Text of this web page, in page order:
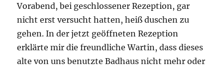
Vorabend, bei geschlossener Rezeption, gar
nicht erst versucht hatten, heiß duschen zu
gehen. In der jetzt geöffneten Rezeption
erklärte mir die freundliche Wartin, dass dieses
alte von uns benutzte Badhaus nicht mehr oder